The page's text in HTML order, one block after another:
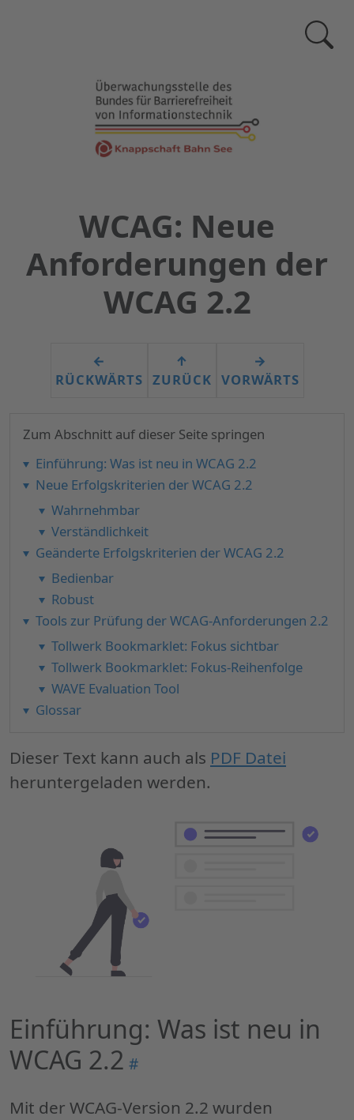
Zur
WCAG: Neue
Anforderungen der
WCAG 2.2
←
RÜCKWÄRTS
↑
ZURÜCK
→
VORWÄRTS
Zum Abschnitt auf dieser Seite springen
Einführung: Was ist neu in WCAG 2.2
Neue Erfolgskriterien der WCAG 2.2
Wahrnehmbar
Verständlichkeit
Geänderte Erfolgskriterien der WCAG 2.2
Bedienbar
Robust
Tools zur Prüfung der WCAG-Anforderungen 2.2
Tollwerk Bookmarklet: Fokus sichtbar
Tollwerk Bookmarklet: Fokus-Reihenfolge
WAVE Evaluation Tool
Glossar
Dieser Text kann auch als PDF Datei
heruntergeladen werden.
Einführung: Was ist neu in
WCAG 2.2 Permalink
Was
#
Mit der WCAG-Version 2.2 wurden